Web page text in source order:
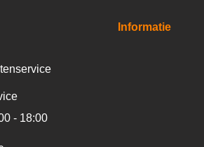
- 18:00
Informatie